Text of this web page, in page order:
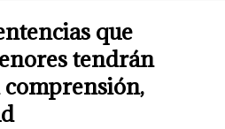
que
tendrán